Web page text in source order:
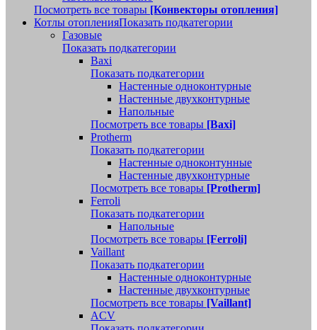
Посмотреть все товары [Конвекторы отопления]
Котлы отопленияПоказать подкатегории
Газовые
Показать подкатегории
Baxi
Показать подкатегории
Настенные одноконтурные
Настенные двухконтурные
Напольные
Посмотреть все товары [Baxi]
Protherm
Показать подкатегории
Настенные одноконтунные
Настенные двухконтурные
Посмотреть все товары [Protherm]
Ferroli
Показать подкатегории
Напольные
Посмотреть все товары [Ferroli]
Vaillant
Показать подкатегории
Настенные одноконтурные
Настенные двухконтурные
Посмотреть все товары [Vaillant]
ACV